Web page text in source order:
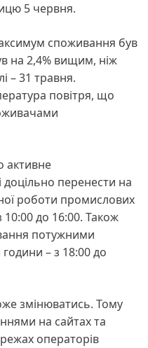
5 червня.
споживання був
на 2,4% вищим, ніж
– 31 травня.
повітря, що
активне
перенести на
роботи промислових
10:00 до 16:00. Також
потужними
– з 18:00 до
змінюватись. Тому
на сайтах та
операторів